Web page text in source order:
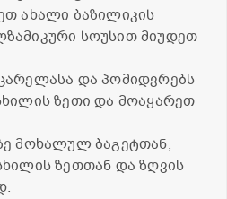
ახალი ბაზილიკის
სოუსით მიუდეთ
და პომიდვრებს
ზეთი და მოაყარეთ
მოხალულ ბაგეტთან,
ზეთთან და ზღვის